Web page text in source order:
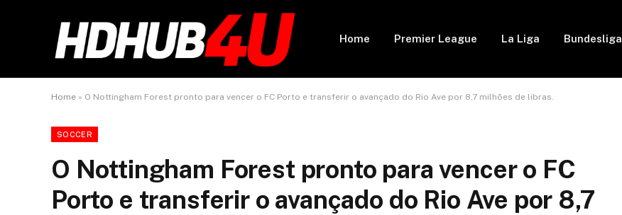
Home Premier League La Liga Bundesliga
Home » O Nottingham Forest pronto para vencer o FC Porto e transferir o avançado do Rio Ave por 8,7 milhões de libras.
SOCCER
O Nottingham Forest pronto para vencer o FC
Porto e transferir o avançado do Rio Ave por 8,7